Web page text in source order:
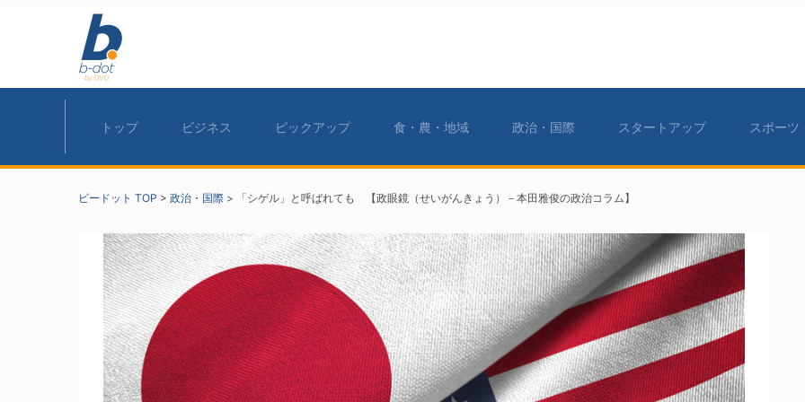
トップ ビジネス ピックアップ 食・農・地域 政治・国際 スタートアップ スポーツ
ビードット TOP > 政治・国際 > 「シゲル」と呼ばれても 【政眼鏡（せいがんきょう）－本田雅俊の政治コラム】